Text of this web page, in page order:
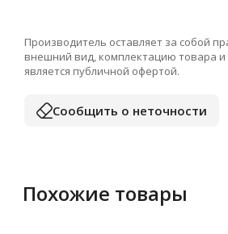
Производитель оставляет за собой
внешний вид, комплектацию товара
является публичной офертой.
Сообщить о неточности
Похожие товары